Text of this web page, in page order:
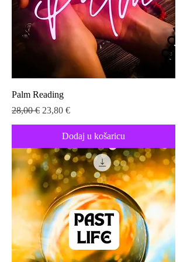
Palm Reading
Redovna cijena
28,00 € Cijena s popustom
23,80 €
Dodaj u košaricu